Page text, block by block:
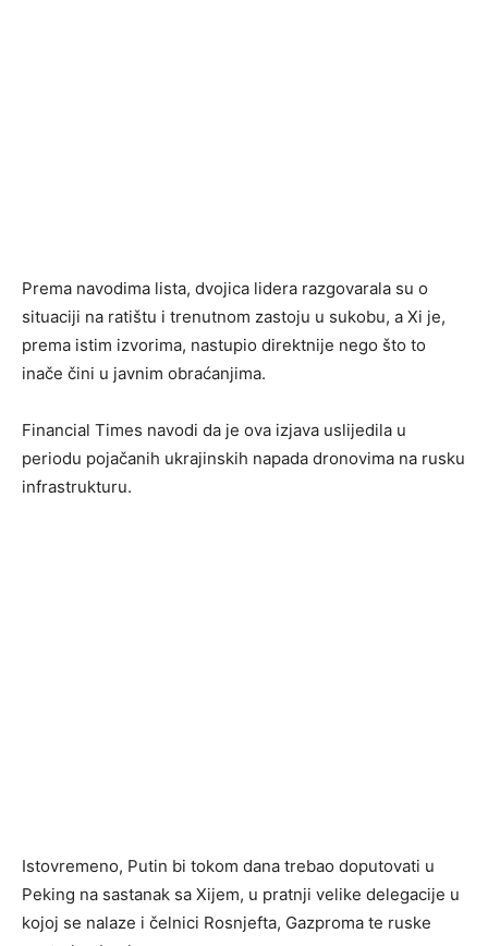
Prema navodima lista, dvojica lidera razgovarala su o
situaciji na ratištu i trenutnom zastoju u sukobu, a Xi je,
prema istim izvorima, nastupio direktnije nego što to
inače čini u javnim obraćanjima.
Financial Times navodi da je ova izjava uslijedila u
periodu pojačanih ukrajinskih napada dronovima na rusku
infrastrukturu.
Istovremeno, Putin bi tokom dana trebao doputovati u
Peking na sastanak sa Xijem, u pratnji velike delegacije u
kojoj se nalaze i čelnici Rosnjefta, Gazproma te ruske